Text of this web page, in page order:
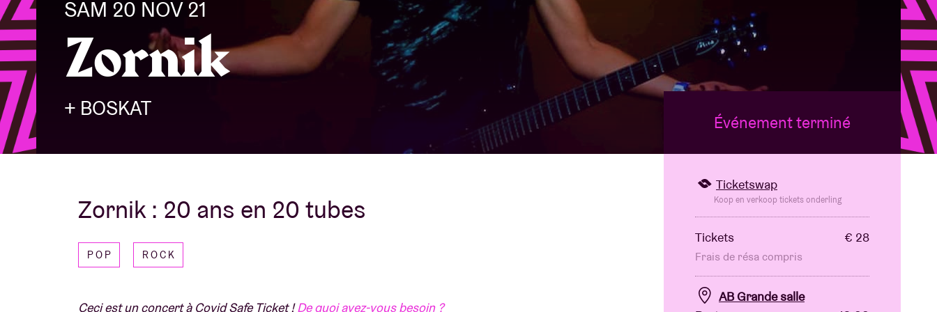
Infos visiteurs
AB ❤ you
À propos de l'AB
Contact
SAM 20 NOV 21
Zornik
+ BOSKAT
Zornik : 20 ans en 20 tubes
POP ROCK
Ceci est un concert à Covid Safe Ticket !De quoi avez-vous besoin ?
Événement terminé
Ticketswap
Koop en verkoop tickets onderling
Tickets € 28
Frais de résa compris
AB Grande salle